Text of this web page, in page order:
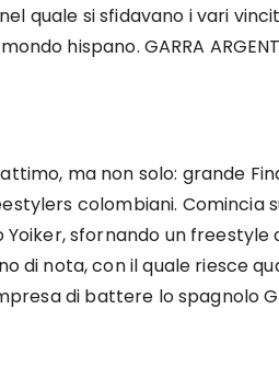
quale si sfidavano i vari
hispano. GARRA
ma non solo: grande
colombiani. Comincia
sfornando un freestyle
di nota, con il quale riesce
di battere lo spagnolo